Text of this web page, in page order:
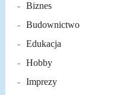
Biznes
Budownictwo
Edukacja
Hobby
Imprezy